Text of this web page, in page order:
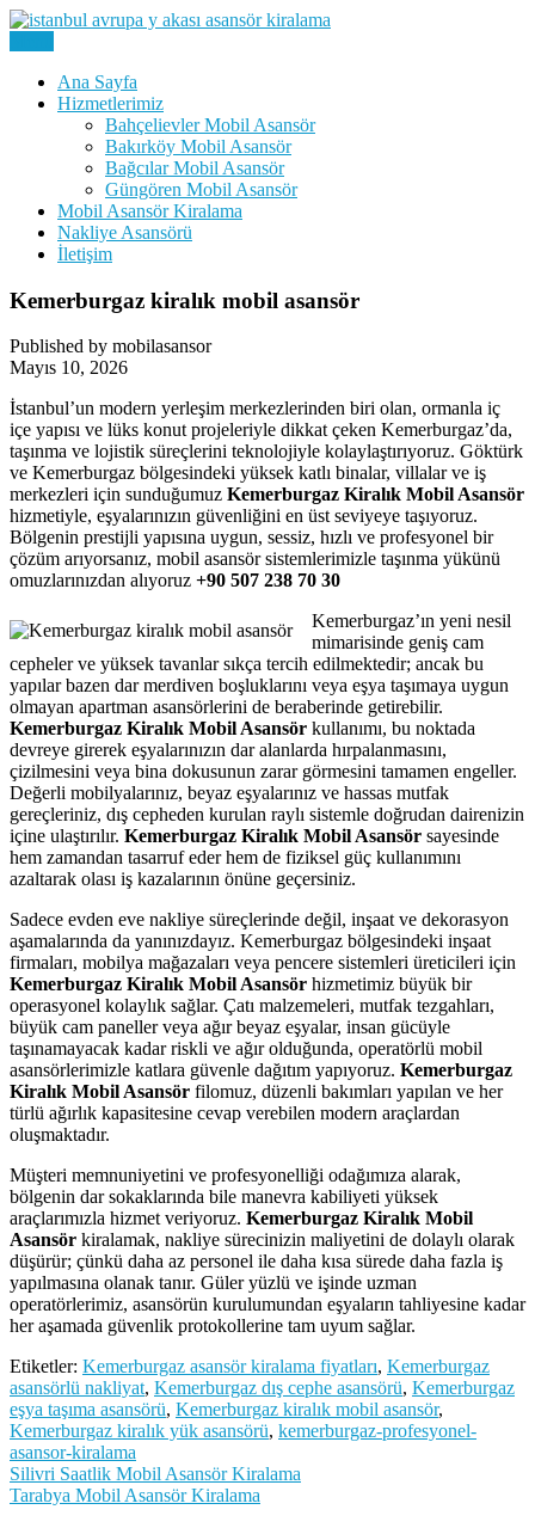
Skip
Avrupa Yakası Mobil Asansör
Kiralama
Ana Sayfa
Hizmetlerimiz
Bahçelievler Mobil Asansör
Bakırköy Mobil Asansör
Bağcılar Mobil Asansör
Güngören Mobil Asansör
Mobil Asansör Kiralama
Nakliye Asansörü
İletişim
Kemerburgaz kiralık mobil asansör
Published by mobilasansor
Mayıs 10, 2026
İstanbul’un modern yerleşim merkezlerinden biri olan, ormanla iç
içe yapısı ve lüks konut projeleriyle dikkat çeken Kemerburgaz’da,
taşınma ve lojistik süreçlerini teknolojiyle kolaylaştırıyoruz. Göktürk
ve Kemerburgaz bölgesindeki yüksek katlı binalar, villalar ve iş
merkezleri için sunduğumuz Kemerburgaz Kiralık Mobil Asansör
hizmetiyle, eşyalarınızın güvenliğini en üst seviyeye taşıyoruz.
Bölgenin prestijli yapısına uygun, sessiz, hızlı ve profesyonel bir
çözüm arıyorsanız, mobil asansör sistemlerimizle taşınma yükünü
omuzlarınızdan alıyoruz +90 507 238 70 30
Kemerburgaz’ın yeni nesil
mimarisinde geniş cam
cepheler ve yüksek tavanlar sıkça tercih edilmektedir; ancak bu
yapılar bazen dar merdiven boşluklarını veya eşya taşımaya uygun
olmayan apartman asansörlerini de beraberinde getirebilir.
Kemerburgaz Kiralık Mobil Asansör kullanımı, bu noktada
devreye girerek eşyalarınızın dar alanlarda hırpalanmasını,
çizilmesini veya bina dokusunun zarar görmesini tamamen engeller.
Değerli mobilyalarınız, beyaz eşyalarınız ve hassas mutfak
gereçleriniz, dış cepheden kurulan raylı sistemle doğrudan dairenizin
içine ulaştırılır. Kemerburgaz Kiralık Mobil Asansör sayesinde
hem zamandan tasarruf eder hem de fiziksel güç kullanımını
azaltarak olası iş kazalarının önüne geçersiniz.
Sadece evden eve nakliye süreçlerinde değil, inşaat ve dekorasyon
aşamalarında da yanınızdayız. Kemerburgaz bölgesindeki inşaat
firmaları, mobilya mağazaları veya pencere sistemleri üreticileri için
Kemerburgaz Kiralık Mobil Asansör hizmetimiz büyük bir
operasyonel kolaylık sağlar. Çatı malzemeleri, mutfak tezgahları,
büyük cam paneller veya ağır beyaz eşyalar, insan gücüyle
taşınamayacak kadar riskli ve ağır olduğunda, operatörlü mobil
asansörlerimizle katlara güvenle dağıtım yapıyoruz. Kemerburgaz
Kiralık Mobil Asansör filomuz, düzenli bakımları yapılan ve her
türlü ağırlık kapasitesine cevap verebilen modern araçlardan
oluşmaktadır.
Müşteri memnuniyetini ve profesyonelliği odağımıza alarak,
bölgenin dar sokaklarında bile manevra kabiliyeti yüksek
araçlarımızla hizmet veriyoruz. Kemerburgaz Kiralık Mobil
Asansör kiralamak, nakliye sürecinizin maliyetini de dolaylı olarak
düşürür; çünkü daha az personel ile daha kısa sürede daha fazla iş
yapılmasına olanak tanır. Güler yüzlü ve işinde uzman
operatörlerimiz, asansörün kurulumundan eşyaların tahliyesine kadar
her aşamada güvenlik protokollerine tam uyum sağlar.
Etiketler: Kemerburgaz asansör kiralama fiyatları, Kemerburgaz
asansörlü nakliyat, Kemerburgaz dış cephe asansörü, Kemerburgaz
eşya taşıma asansörü, Kemerburgaz kiralık mobil asansör,
Kemerburgaz kiralık yük asansörü, kemerburgaz-profesyonel-
asansor-kiralama
Yazı
gezinmesi
Silivri Saatlik Mobil Asansör Kiralama
Tarabya Mobil Asansör Kiralama